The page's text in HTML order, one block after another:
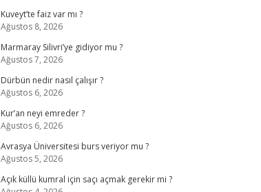
Kuveyt’te faiz var mı ?
Ağustos 8, 2026
Marmaray Silivri’ye gidiyor mu ?
Ağustos 7, 2026
Dürbün nedir nasıl çalışır ?
Ağustos 6, 2026
Kur’an neyi emreder ?
Ağustos 6, 2026
Avrasya Üniversitesi burs veriyor mu ?
Ağustos 5, 2026
Açık küllü kumral için saçı açmak gerekir mi ?